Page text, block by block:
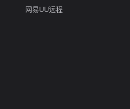
网易UU远程